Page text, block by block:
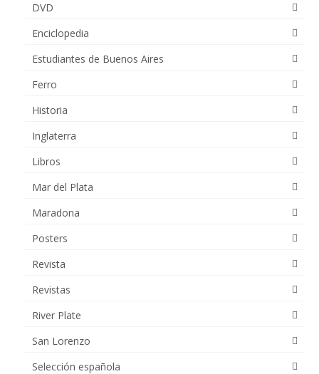
DVD
Enciclopedia
Estudiantes de Buenos Aires
Ferro
Historia
Inglaterra
Libros
Mar del Plata
Maradona
Posters
Revista
Revistas
River Plate
San Lorenzo
Selección española